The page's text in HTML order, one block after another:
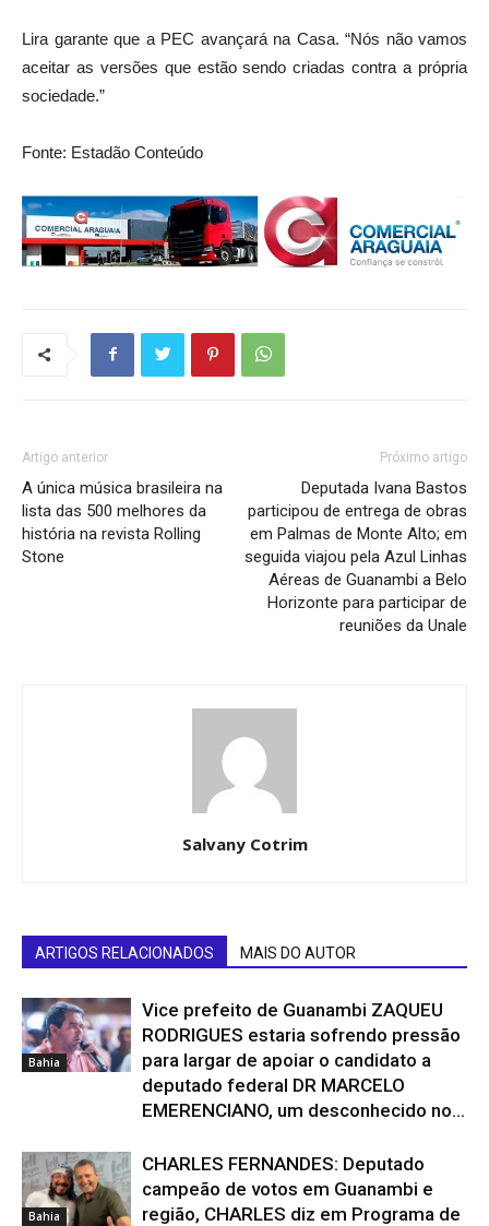
Lira garante que a PEC avançará na Casa. “Nós não vamos
aceitar as versões que estão sendo criadas contra a própria
sociedade.”
Fonte: Estadão Conteúdo
Artigo anterior
A única música brasileira na
lista das 500 melhores da
história na revista Rolling
Stone
Próximo artigo
Deputada Ivana Bastos
participou de entrega de obras
em Palmas de Monte Alto; em
seguida viajou pela Azul Linhas
Aéreas de Guanambi a Belo
Horizonte para participar de
reuniões da Unale
Salvany Cotrim
ARTIGOS RELACIONADOS MAIS DO AUTOR
Bahia
Vice prefeito de Guanambi ZAQUEU
RODRIGUES estaria sofrendo pressão
para largar de apoiar o candidato a
deputado federal DR MARCELO
EMERENCIANO, um desconhecido no...
Bahia
CHARLES FERNANDES: Deputado
campeão de votos em Guanambi e
região, CHARLES diz em Programa de